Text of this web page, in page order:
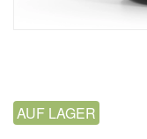
AUF LAGER